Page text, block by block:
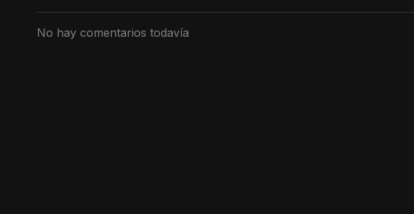
No hay comentarios todavía